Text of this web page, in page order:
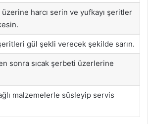
üzerine harcı serin ve yufkayı şeritler
gül şekli verecek şekilde sarın.
sonra sıcak şerbeti üzerlerine
malzemelerle süsleyip servis